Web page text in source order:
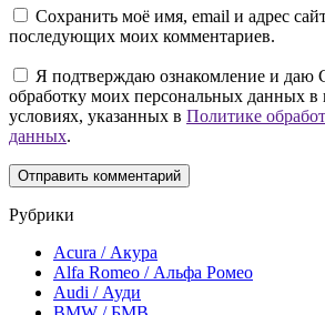
Сохранить моё имя, email и адрес
последующих моих комментариев.
Я подтверждаю ознакомление и даю
обработку моих персональных данных в
условиях, указанных в Политике
данных.
Рубрики
Acura / Акура
Alfa Romeo / Альфа Ромео
Audi / Ауди